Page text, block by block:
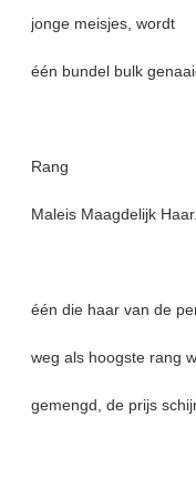
jonge meisjes, wordt
één bundel bulk
Rang
Maleis Maagdelijk
één die haar van de
weg als hoogste rang
gemengd, de prijs